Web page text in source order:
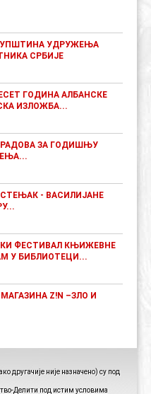
УДРУЖЕЊА
СРБИЈЕ
ГОДИНА АЛБАНСКЕ
ИЗЛОЖБА...
ЗА ГОДИШЊУ
- ВАСИЛИЈАНЕ
ФЕСТИВАЛ КЊИЖЕВНЕ
У БИБЛИОТЕЦИ...
Z!N –ЗЛО И
другачије није назначено) су под
Делити под истим условима